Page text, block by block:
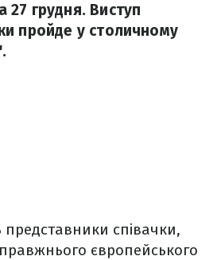
27 грудня. Виступ
пройде у столичному
співачки,
європейського